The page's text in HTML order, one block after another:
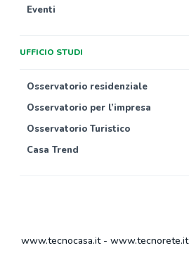
Eventi
UFFICIO STUDI
Osservatorio residenziale
Osservatorio per l’impresa
Osservatorio Turistico
Casa Trend
www.tecnocasa.it- www.tecnorete.it